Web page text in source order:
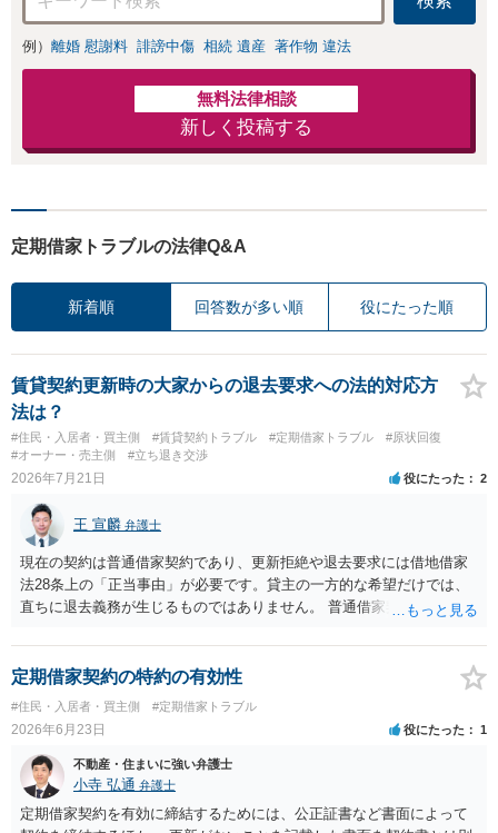
例） 離婚 慰謝料 誹謗中傷 相続 遺産 著作物 違法
無料法律相談
新しく投稿する
定期借家トラブルの法律Q&A
新着順 回答数が多い順 役にたった順
賃貸契約更新時の大家からの退去要求への法的対応方
法は？
#住民・入居者・買主側 #賃貸契約トラブル #定期借家トラブル
#原状回復
#オーナー・売主側
#立ち退き交渉
2026年7月21日 役にたった 2
王 宣麟 弁護士
現在の契約は普通借家契約であり、更新拒絶や退去要求には借地借家
法28条上の「正当事由」が必要です。貸主の一方的な希望だけでは、
直ちに退去義務が生じるものではありません。 普通借家契約から定期
新たな定期借家契約を締結する形になりますが、これは任意の合意が
前提であり、借主が同意しなければ成立しません。 12年間の居住実
績、子どもの学校や地域とのつながり、転居費用の準備が困難な事情
などは、借主側の強い居住継続の必要性として正当事由判断において
重視される要素ですので、貸主側にかなり具体的な事情と立退料など
がない限り、更新拒絶が認められるハードルは一般的に高いと考えら
れます。 建物が未登記であること自体は、賃貸借契約の有効性を直ち
に否定するものではなく、引渡しがされていれば賃貸借の効力は原則
有効とされています。 今後の交渉では、①現在は普通借家契約が継続
定期借家契約の特約の有効性
#住民・入居者・買主側 #定期借家トラブル
2026年6月23日 役にたった 1
不動産・住まいに強い弁護士
小寺 弘通 弁護士
定期借家契約を有効に締結するためには、公正証書など書面によって